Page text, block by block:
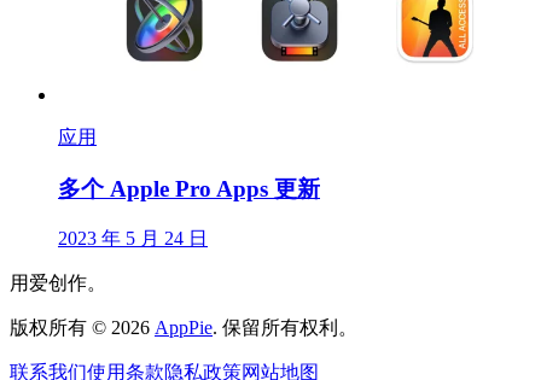
应用
多个 Apple Pro Apps 更新
2023 年 5 月 24 日
用爱创作。
版权所有 © 2026 AppPie. 保留所有权利。
联系我们使用条款隐私政策网站地图